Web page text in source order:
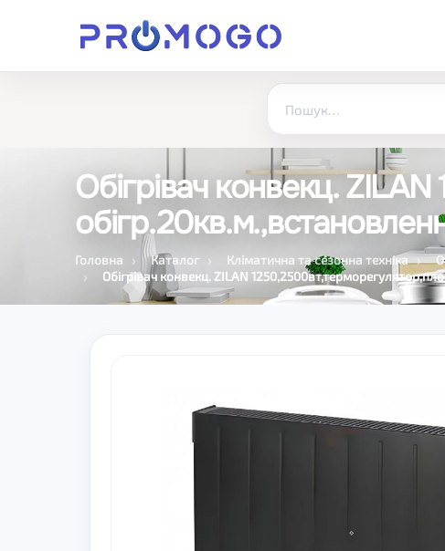
Обігрівач конвекц.
Головна Каталог Кліматична та сезонна техніка
Обігрівач конвекц. ZILAN